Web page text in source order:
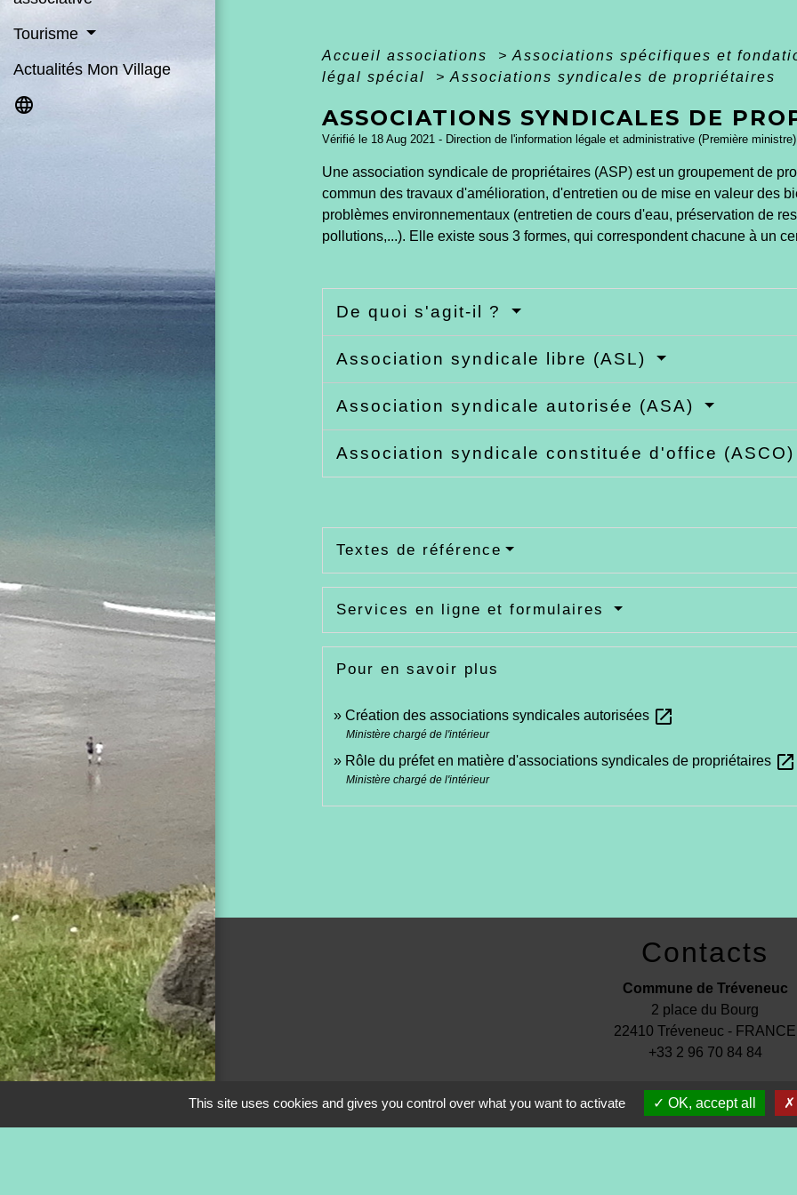
Tourisme
Actualités Mon Village
language
Accueil associations > Associations spécifiques et
légal spécial
> Associations syndicales de propriétaires
ASSOCIATIONS SYNDICALES DE
Vérifié le 18 Aug 2021 - Direction de l'information légale et administrative (Première ministre)
Une association syndicale de propriétaires (ASP) est un groupement de
commun des travaux d'amélioration, d'entretien ou de mise en valeur des
problèmes environnementaux (entretien de cours d'eau, préservation de
pollutions,...). Elle existe sous 3 formes, qui correspondent chacune à un
De quoi s'agit-il ?
Association syndicale libre (ASL)
Association syndicale autorisée (ASA)
Association syndicale constituée d'office
Textes de référence
Services en ligne et formulaires
Pour en savoir plus
Création des associations syndicales autorisées open_in_new
Ministère chargé de l'intérieur
Rôle du préfet en matière d'associations syndicales de propriétaires open_in_new
Ministère chargé de l'intérieur
Contacts
Commune de Tréveneuc
2 place du Bourg
22410 Tréveneuc - FRANCE
+33 2 96 70 84 84
This site uses cookies and gives you control over what you want to activate OK, accept all